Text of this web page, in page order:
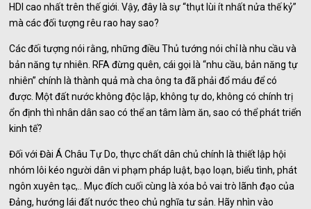
HDI cao nhất trên thế giới. Vậy, đây là sự “thụt lùi ít nhất nửa thế kỷ”
mà các đối tượng rêu rao hay sao?
Các đối tượng nói rằng, những điều Thủ tướng nói chỉ là nhu cầu và
bản năng tự nhiên. RFA đừng quên, cái gọi là “nhu cầu, bản năng tự
nhiên” chính là thành quả mà cha ông ta đã phải đổ máu để có
được. Một đất nước không độc lập, không tự do, không có chính trị
ổn định thì nhân dân sao có thể an tâm làm ăn, sao có thể phát triển
kinh tế?
Đối với Đài Á Châu Tự Do, thực chất dân chủ chính là thiết lập hội
nhóm lôi kéo người dân vi phạm pháp luật, bạo loạn, biểu tình, phát
ngôn xuyên tạc,.. Mục đích cuối cùng là xóa bỏ vai trò lãnh đạo của
Đảng, hướng lái đất nước theo chủ nghĩa tư sản. Hãy nhìn vào